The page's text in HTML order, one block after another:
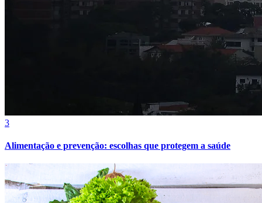
3
Alimentação e prevenção: escolhas que protegem a saúde